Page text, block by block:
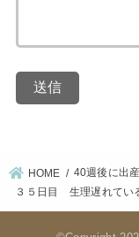
HOME
40週後に出
３５日目 生理遅れてい